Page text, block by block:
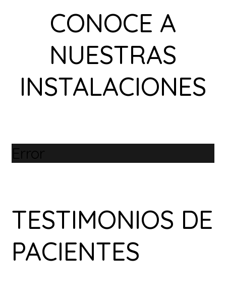
CONOCE A
NUESTRAS
INSTALACIONES
Error
TESTIMONIOS DE
PACIENTES